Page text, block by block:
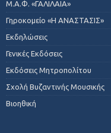
Μ.Α.Φ. «ΓΑΛΙΛΑΙΑ»
Γηροκομείο «Η ΑΝΑΣΤΑΣΙΣ»
Εκδηλώσεις
Γενικές Εκδόσεις
Εκδόσεις Μητροπολίτου
Σχολή Βυζαντινής Μουσικής
Βιοηθική